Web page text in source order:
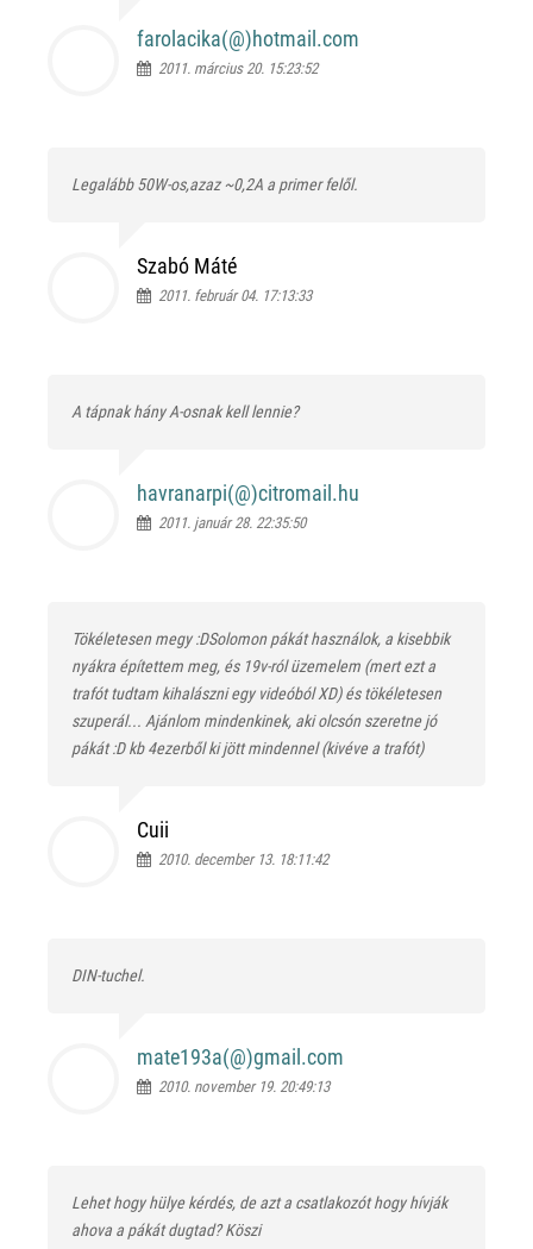
farolacika(@)hotmail.com
2011. március 20. 15:23:52
Legalább 50W-os,azaz ~0,2A a primer felől.
Szabó Máté
2011. február 04. 17:13:33
A tápnak hány A-osnak kell lennie?
havranarpi(@)citromail.hu
2011. január 28. 22:35:50
Tökéletesen megy :DSolomon pákát használok, a kisebbik
nyákra építettem meg, és 19v-ról üzemelem (mert ezt a
trafót tudtam kihalászni egy videóból XD) és tökéletesen
szuperál... Ajánlom mindenkinek, aki olcsón szeretne jó
pákát :D kb 4ezerből ki jött mindennel (kivéve a trafót)
Cuii
2010. december 13. 18:11:42
DIN-tuchel.
mate193a(@)gmail.com
2010. november 19. 20:49:13
Lehet hogy hülye kérdés, de azt a csatlakozót hogy hívják
ahova a pákát dugtad? Köszi